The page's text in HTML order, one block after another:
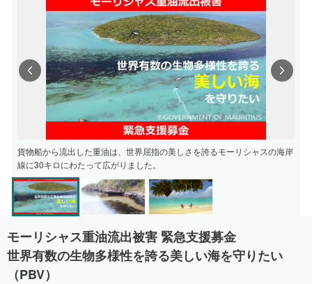
貨物船から流出した重油は、世界屈指の美しさを誇るモーリシャスの海岸
線に30キロにわたって広がりました。
Previous
モーリシャス重油流出被害 緊急支援募金
世界有数の生物多様性を誇る美しい海を守りたい
（PBV）